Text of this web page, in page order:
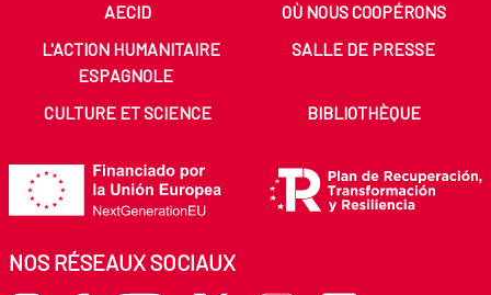
AECID
OÙ NOUS COOPÉRONS
L'ACTION HUMANITAIRE
ESPAGNOLE
SALLE DE PRESSE
CULTURE ET SCIENCE BIBLIOTHÈQUE
NOS RÉSEAUX SOCIAUX